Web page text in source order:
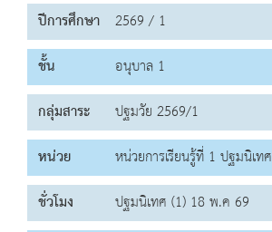
ปีการศึกษา 2569 / 1
ชั้น
อนุบาล 1
กลุ่มสาระ
ปฐมวัย 2569/1
หน่วย
หน่วยการเรียนรู้ที่ 1 ปฐมนิเทศ
ชั่วโมง
ปฐมนิเทศ (1) 18 พ.ค 69